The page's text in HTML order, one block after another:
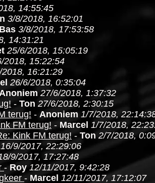
14:55:45
3/8/2018, 16:52:01
Bas 3/8/2018, 17:53:58
14:31:21
25/6/2018, 15:05:19
2018, 15:22:54
2018, 16:21:29
26/6/2018, 0:35:04
27/6/2018, 1:37:32
- Ton 27/6/2018, 2:30:15
terug! - Anoniem 1/7/2018,
FM terug! - Marcel 1/7/2018,
Kink FM terug! - Ton 2/7/2018,
16/9/2017, 22:29:06
9/2017, 17:27:48
- Roy 12/11/2017, 9:42:28
- Marcel 12/11/2017, 17:12:07